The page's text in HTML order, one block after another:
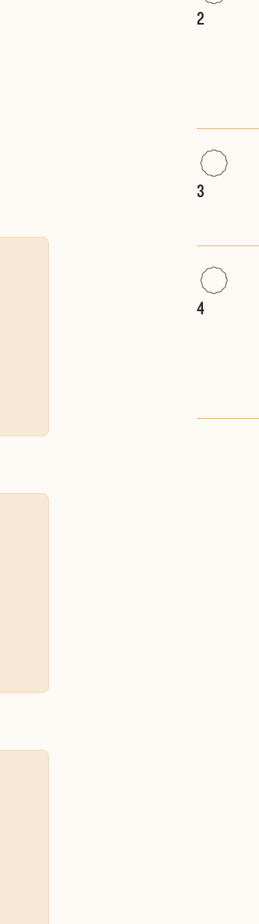
2
3
4